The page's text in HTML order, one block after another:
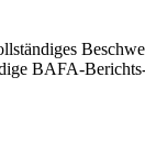
BAFA-